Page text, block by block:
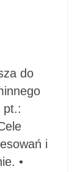
do
pt.:
i
•